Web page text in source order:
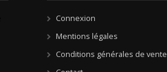
Connexion
Mentions légales
Conditions générales de vente